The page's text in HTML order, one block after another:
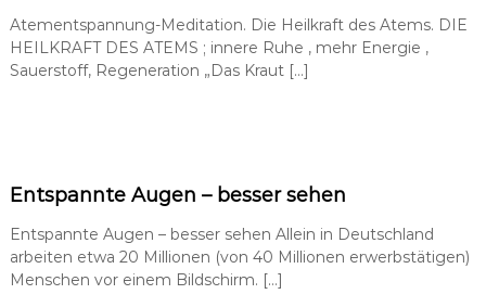
Atementspannung-Meditation. Die Heilkraft des Atems. DIE
HEILKRAFT DES ATEMS ; innere Ruhe , mehr Energie ,
Sauerstoff, Regeneration „Das Kraut […]
Entspannte Augen – besser sehen
Entspannte Augen – besser sehen Allein in Deutschland
arbeiten etwa 20 Millionen (von 40 Millionen erwerbstätigen)
Menschen vor einem Bildschirm. […]